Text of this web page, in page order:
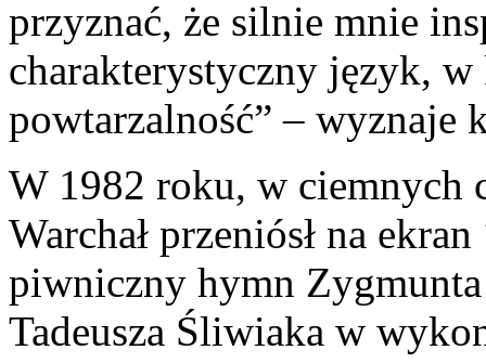
przyznać, że silnie mnie
charakterystyczny język,
powtarzalność” – wyznaje
W 1982 roku, w ciemnych
Warchał przeniósł na ekran
piwniczny hymn
Tadeusza Śliwiaka w